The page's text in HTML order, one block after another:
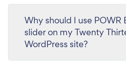
Why should I use POWR
slider on my Twenty
WordPress site?